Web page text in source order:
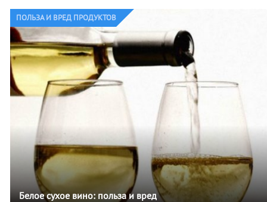
ПОЛЬЗА И ВРЕД ПРОДУКТОВ
Белое сухое вино: польза и вред